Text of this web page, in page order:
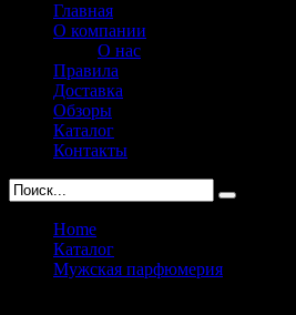
Главная
О компании
О нас
Правила
Доставка
Обзоры
Каталог
Контакты
Home
Каталог
Мужская парфюмерия